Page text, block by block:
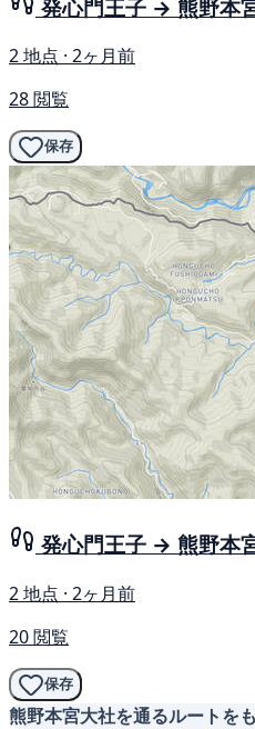
発心門王子 → 熊野本
2 地点 · 2ヶ月前
28 閲覧
保存
発心門王子 → 熊野本
2 地点 · 2ヶ月前
20 閲覧
保存
熊野本宮大社を通るルートを